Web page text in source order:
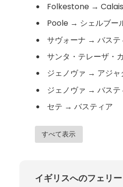
Folkestone → Calais
Poole → シェルブー
サヴォーナ → バステ
サンタ・テレーザ・
ジェノヴァ → アジャ
ジェノヴァ → バステ
セテ → バスティア
すべて表示
イギリスへのフェリー